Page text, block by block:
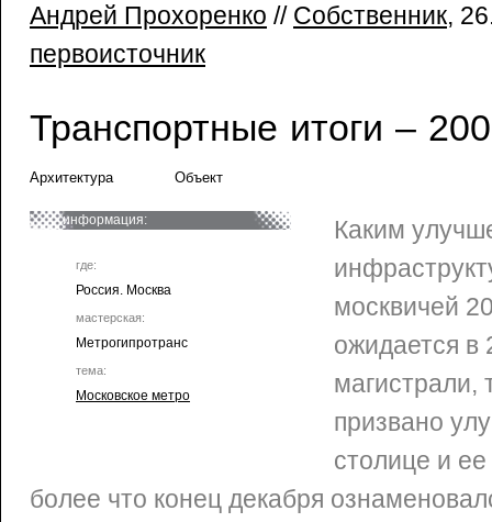
Андрей Прохоренко // Собственник,
первоисточник
Транспортные итоги –
Архитектура Объект
информация:
где:
Россия. Москва
мастерская:
Метрогипротранс
тема:
Московское метро
Каким
москвичей
ожидается
магистрали,
призвано
столице и
более что конец декабря